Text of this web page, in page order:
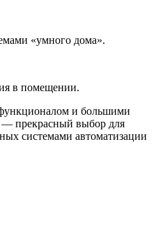
«умного дома».
в помещении.
и большими
прекрасный выбор для
системами автоматизации